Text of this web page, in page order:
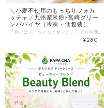
＼小麦不使用のもっちりフォカ
ッチャ／九州産米粉×宮崎グリー
ンパパイヤ（冷凍・個包装）
¥280